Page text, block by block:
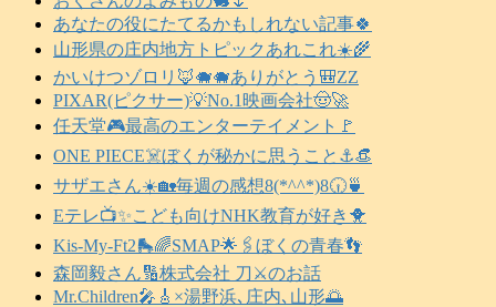
あなたの役にたてるかもしれない記事🍀
山形県の庄内地方トピックあれこれ☀️🌾
かいけつゾロリ🦊🐗🐗ありがとう🎒ZZ
PIXAR(ピクサー)💡No.1映画会社🤠🚀
任天堂🎮️最高のエンターテイメント🚩
ONE PIECE☠️ぼくが秘かに思うこと⚓️👒
サザエさん☀️🏡毎週の感想8(*^^*)8🕡️🍵
Eテレ📺️✨こども向けNHK教育が好き🐥
Kis-My-Ft2🛼🌈SMAP🌟🖇️ぼくの青春👣
森岡毅さん🔢株式会社 刀⚔️のお話
Mr.Children🎤🎸×湯野浜､庄内､山形🌅